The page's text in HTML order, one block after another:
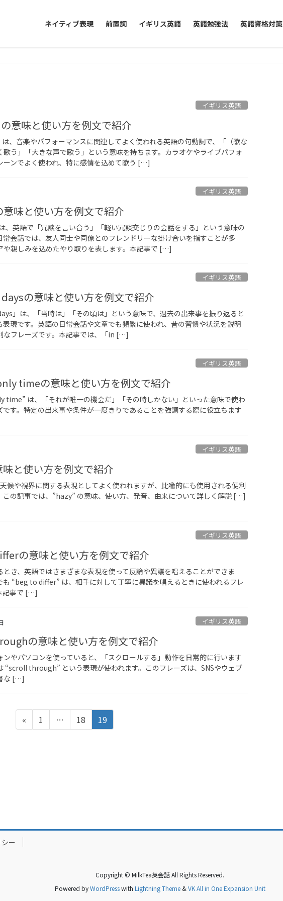
ネイティブ表現 前置詞 イギリス英語 英語勉強法 英語資格対策
イギリス英語
意味と使い方を例文で紹介
は、音楽やパフォーマンスに関連してよく使われる英語の句動詞で、「（歌な
歌う」「大きな声で歌う」という意味を持ちます。カラオケやライブパフォ
ーンでよく使われ、特に感情を込めて歌う […]
イギリス英語
味と使い方を例文で紹介
、英語で「冗談を言い合う」「軽い冗談交じりの会話をする」という意味の
常会話では、友人同士や同僚とのフレンドリーな掛け合いを指すことが多
や親しみを込めたやり取りを表します。本記事で […]
イギリス英語
の意味と使い方を例文で紹介
」は、「当時は」「その頃は」という意味で、過去の出来事を振り返ると
表現です。英語の日常会話や文章でも頻繁に使われ、昔の習慣や状況を説明
なフレーズです。本記事では、「in […]
イギリス英語
timeの意味と使い方を例文で紹介
time” は、「それが唯一の機会だ」「その時しかない」といった意味で使わ
です。特定の出来事や条件が一度きりであることを強調する際に役立ちます
イギリス英語
と使い方を例文で紹介
候や視界に関する表現としてよく使われますが、比喩的にも使用される便利
この記事では、”hazy” の意味、使い方、発音、由来について詳しく解説 […]
イギリス英語
の意味と使い方を例文で紹介
とき、英語ではさまざまな表現を使って反論や異議を唱えることができま
も “beg to differ” は、相手に対して丁寧に異議を唱えるときに使われるフレ
記事で […]
イギリス英語
の意味と使い方を例文で紹介
ンやパソコンを使っていると、「スクロールする」動作を日常的に行います
“scroll through” という表現が使われます。このフレーズは、SNSやウェブ
な […]
«
固
定
1 …
固
定
18
固
定
19
ー
Copyright © MilkTea英会話 All Rights Reserved.
Powered byWordPresswith Lightning Theme&VK All in One Expansion Unit